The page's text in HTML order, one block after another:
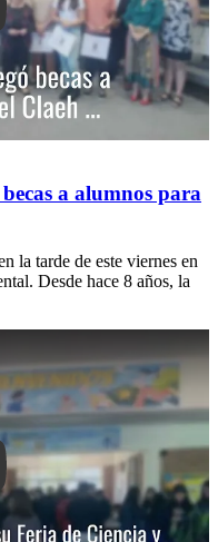
Junta Departamental entregó
a alumnos para
la tarde de este viernes en
Desde hace 8 años, la
El Liceo 3 abre sus puertas con